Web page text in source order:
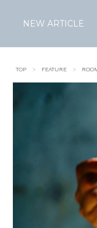
content
NEW ARTICLE
TOP FEATURE